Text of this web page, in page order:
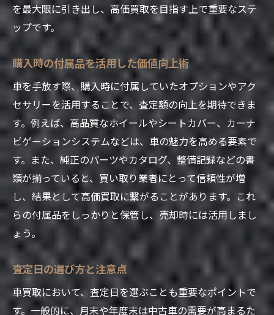
訪問時にチェックしたい業者の対応
契約書に記載される重要事項の確認方法
業者の所在地や規模がもたらす安心感
トラブル回避のための事前準備
車買取でよくある質問とその対策法を紹介
査定額が低い理由とその対処法
契約後のキャンセルは可能か？
車検が切れている状態での買取について
ローン残債がある場合の買取方法
過走行車でも高価買取は可能か？
自動車保険の引き継ぎ方法
を最大限に引き出し、高価買取を目指す上で重要なステ
ップです。
購入時の付属品を活用した価値向上術
車を手放す際、購入時に付属していたオプションやアク
セサリーを活用することで、査定額の向上を期待できま
す。例えば、高品質なホイールやシートカバー、カーナ
ビゲーションシステムなどは、車の魅力を高める要素で
す。また、純正のパーツやカタログ、整備記録などの書
類が揃っていると、買い取り業者にとって信頼性が増
し、結果として高価買取に繋がることがあります。これ
らの付属品をしっかりと保管し、売却時には活用しまし
ょう。
査定日の選び方と注意点
車買取において、査定日を選ぶことも重要なポイントで
す。一般的に、月末や年度末は中古車の需要が高まるた